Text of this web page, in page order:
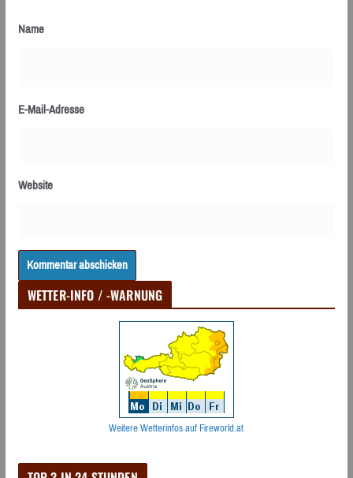
Name
E-Mail-Adresse
Website
WETTER-INFO / -WARNUNG
Weitere Wetterinfos auf Fireworld.at